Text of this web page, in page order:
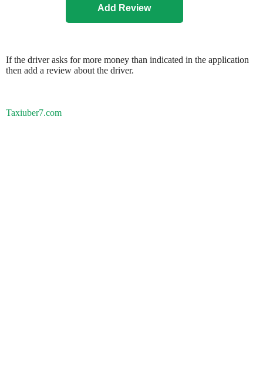
If the driver asks for more money than indicated in the application
then add a review about the driver.
Taxiuber7.com